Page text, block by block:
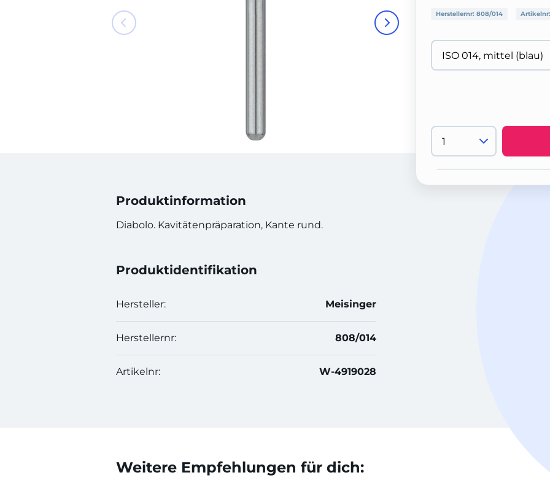
Produktinformation
Diabolo. Kavitätenpräparation, Kante rund.
Produktidentifikation
Hersteller: Meisinger
Herstellernr: 808/014
Artikelnr: W-4919028
Herstellernr: 808/014 Artikelnr:
Weitere Empfehlungen für dich: